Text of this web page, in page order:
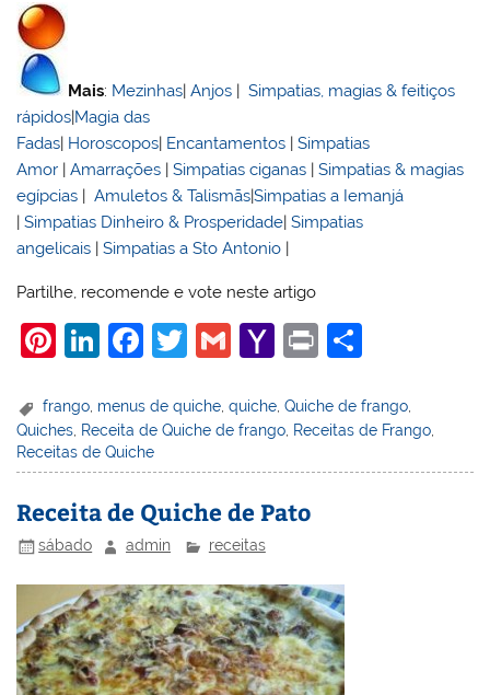
Mais: Mezinhas|Anjos |Simpatias, magias & feitiços
rápidos|Magia das
Fadas| Horoscopos| Encantamentos |Simpatias
Amor |Amarrações |Simpatias ciganas |Simpatias & magias
egípcias |Amuletos & Talismãs|Simpatias a Iemanjá
|Simpatias Dinheiro & Prosperidade|Simpatias
angelicais |Simpatias a Sto Antonio |
Partilhe, recomende e vote neste artigo
Pi
er
e
st
Li
k
e
dI
n
F
c
e
b
o
o
k
T
itt
er
G
ai
l
Y
h
o
o
M
l
Pr
t
ar
e
frango, menus de quiche,quiche,Quiche de frango,
Quiches Receita de Quiche de frango Receitas de Frango
Receitas de Quiche
Receita de Quiche de Pato
sábado admin receitas